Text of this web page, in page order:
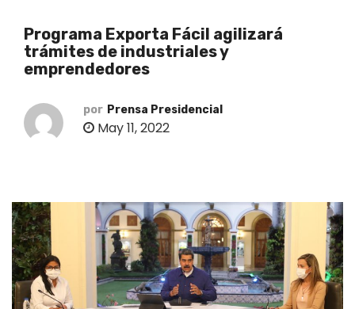
Programa Exporta Fácil agilizará
trámites de industriales y
emprendedores
por Prensa Presidencial
May 11, 2022